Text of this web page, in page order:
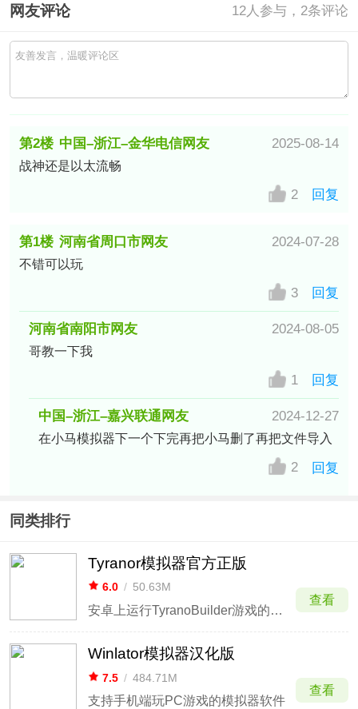
网友评论 12 人参与，2条评论
第2楼 中国–浙江–金华电信网友 2025-08-14
战神还是以太流畅
2 回复
第1楼 河南省周口市网友 2024-07-28
不错可以玩
3 回复
河南省南阳市网友 2024-08-05
哥教一下我
1 回复
中国–浙江–嘉兴联通网友 2024-12-27
在小马模拟器下一个下完再把小马删了再把文件导入
2 回复
同类排行
Tyranor模拟器官方正版
6.0 / 50.63M
安卓上运行TyranoBuilder游戏的轻量型模拟器
查看
Winlator模拟器汉化版
7.5 / 484.71M
支持手机端玩PC游戏的模拟器软件
查看